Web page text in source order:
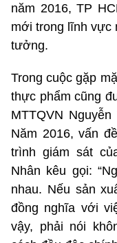
năm 2016, TP
mới trong lĩnh vực
tưởng.
Trong cuộc gặp
thực phẩm cũng
MTTQVN
Năm 2016, vấn
trình giám sát
Nhân kêu gọi:
nhau. Nếu sản
đồng nghĩa với
vậy, phải nói